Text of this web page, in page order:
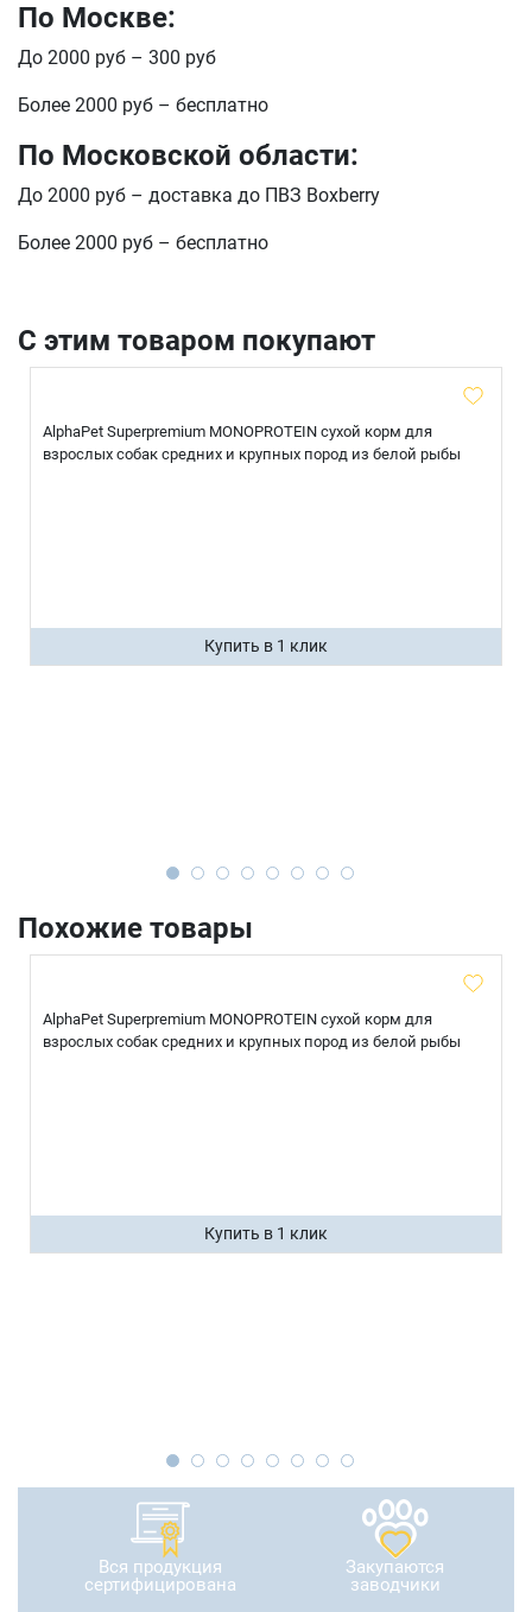
По Москве:
До 2000 руб – 300 руб
Более 2000 руб – бесплатно
По Московской области:
До 2000 руб – доставка до ПВЗ Boxberry
Более 2000 руб – бесплатно
С этим товаром покупают
AlphaPet Superpremium MONOPROTEIN сухой корм для
взрослых собак средних и крупных пород из белой рыбы
Купить в 1 клик
Похожие товары
AlphaPet Superpremium MONOPROTEIN сухой корм для
взрослых собак средних и крупных пород из белой рыбы
Купить в 1 клик
Вся продукция
сертифицирована
Закупаются
заводчики